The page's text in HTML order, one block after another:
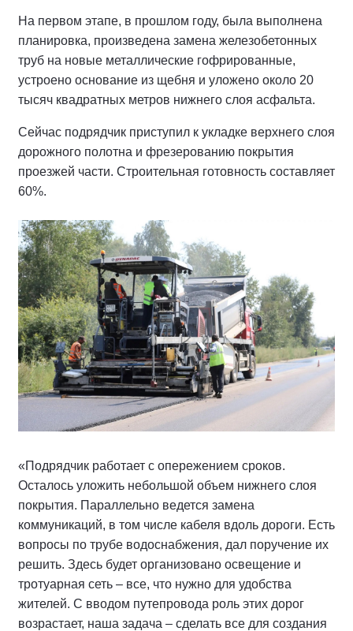
На первом этапе, в прошлом году, была выполнена
планировка, произведена замена железобетонных
труб на новые металлические гофрированные,
устроено основание из щебня и уложено около 20
тысяч квадратных метров нижнего слоя асфальта.
Сейчас подрядчик приступил к укладке верхнего слоя
дорожного полотна и фрезерованию покрытия
проезжей части. Строительная готовность составляет
60%.
«Подрядчик работает с опережением сроков.
Осталось уложить небольшой объем нижнего слоя
покрытия. Параллельно ведется замена
коммуникаций, в том числе кабеля вдоль дороги. Есть
вопросы по трубе водоснабжения, дал поручение их
решить. Здесь будет организовано освещение и
тротуарная сеть – все, что нужно для удобства
жителей. С вводом путепровода роль этих дорог
возрастает, наша задача – сделать все для создания